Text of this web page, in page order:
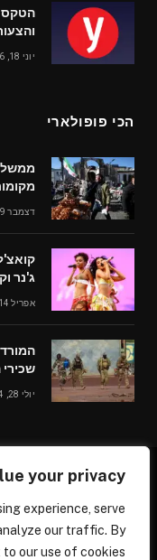
your privacy
experience, serve
our traffic. By
our use of cookies.
הטקס
יוני 18, 2026
הכי פופולארי
דצמבר 19, 2024
ג'נר
אפריל 14, 2025
יולי 28, 2024
דרושים נהגים בכל